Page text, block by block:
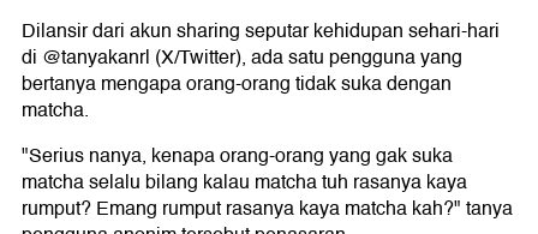
Dilansir dari akun sharing seputar kehidupan sehari-hari
di @tanyakanrl (X/Twitter), ada satu pengguna yang
bertanya mengapa orang-orang tidak suka dengan
matcha.
"Serius nanya, kenapa orang-orang yang gak suka
matcha selalu bilang kalau matcha tuh rasanya kaya
rumput? Emang rumput rasanya kaya matcha kah?" tanya